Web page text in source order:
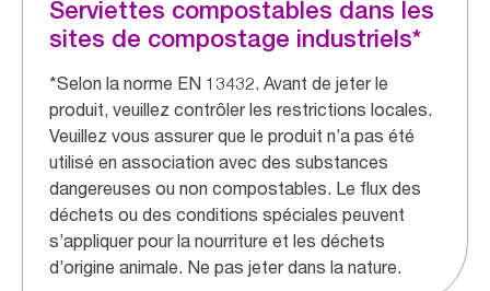
Serviettes compostables dans les
sites de compostage industriels*
*Selon la norme EN 13432. Avant de jeter le
produit, veuillez contrôler les restrictions locales.
Veuillez vous assurer que le produit n’a pas été
utilisé en association avec des substances
dangereuses ou non compostables. Le flux des
déchets ou des conditions spéciales peuvent
s’appliquer pour la nourriture et les déchets
d’origine animale. Ne pas jeter dans la nature.